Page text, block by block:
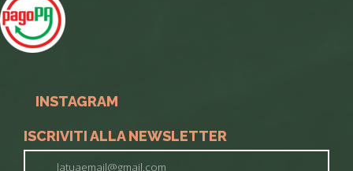
INSTAGRAM
ISCRIVITI ALLA NEWSLETTER